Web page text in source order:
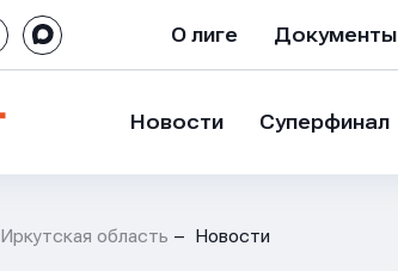
О лиге Документы
Новости Суперфинал
Иркутская область Новости